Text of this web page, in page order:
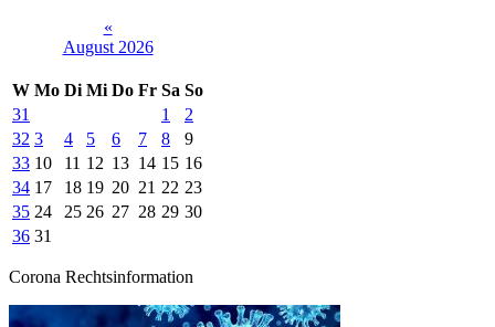
«
August 2026
W Mo Di Mi Do Fr Sa So
31
1
2
32 3 4 5 6 7 8
9
33 10 11 12 13 14 15 16
34 17 18 19 20 21 22 23
35 24 25 26 27 28 29 30
36 31
Corona Rechtsinformation